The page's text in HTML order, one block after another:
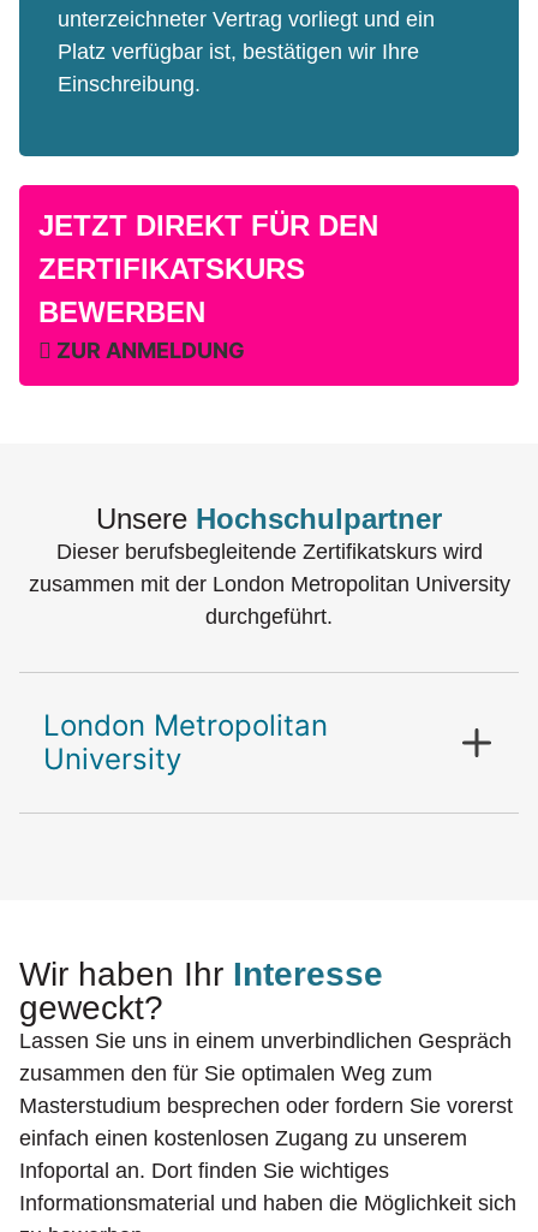
unterzeichneter Vertrag vorliegt und ein
Platz verfügbar ist, bestätigen wir Ihre
Einschreibung.
JETZT DIREKT FÜR DEN
ZERTIFIKATSKURS
BEWERBEN
ZUR ANMELDUNG
Unsere Hochschulpartner
Dieser berufsbegleitende Zertifikatskurs wird
zusammen mit der London Metropolitan University
durchgeführt.
London Metropolitan
University
Wir haben Ihr Interesse
geweckt?
Lassen Sie uns in einem unverbindlichen Gespräch
zusammen den für Sie optimalen Weg zum
Masterstudium besprechen oder fordern Sie vorerst
einfach einen kostenlosen Zugang zu unserem
Infoportal an. Dort finden Sie wichtiges
Informationsmaterial und haben die Möglichkeit sich